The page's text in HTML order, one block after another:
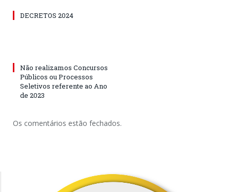
DECRETOS 2024
Não realizamos Concursos
Públicos ou Processos
Seletivos referente ao Ano
de 2023
Os comentários estão fechados.